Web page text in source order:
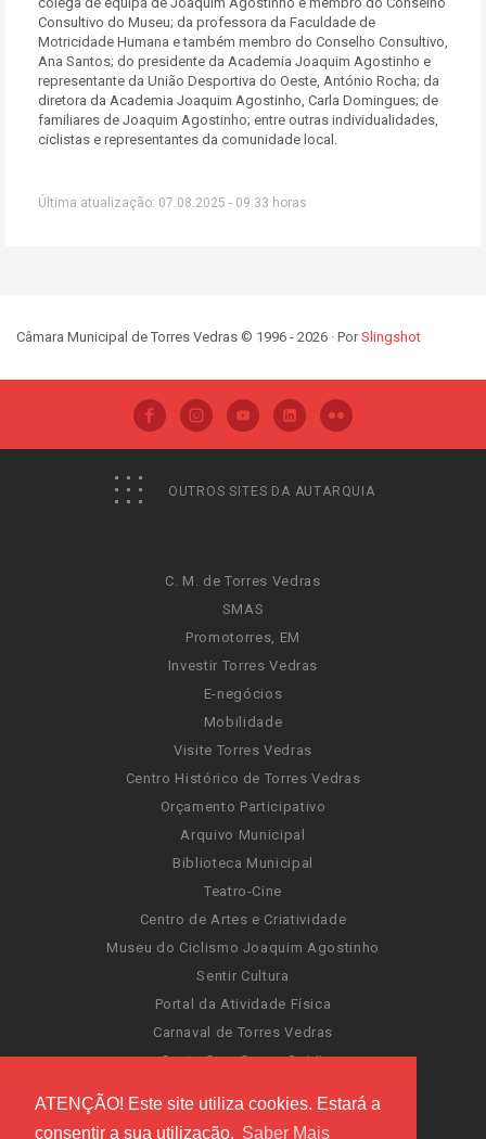
ATENÇÃO! Este site utiliza cookies. Estará a
consentir a sua utilização. Saber Mais
Consultivo do Museu; da professora da Faculdade de
Motricidade Humana e também membro do Conselho Consultivo,
Ana Santos; do presidente da Academia Joaquim Agostinho e
representante da União Desportiva do Oeste, António Rocha; da
diretora da Academia Joaquim Agostinho, Carla Domingues; de
familiares de Joaquim Agostinho; entre outras individualidades,
ciclistas e representantes da comunidade local.
Última atualização: 07.08.2025 - 09:33 horas
Câmara Municipal de Torres Vedras © 1996 - 2026 · PorSlingshot
OUTROS SITES DA AUTARQUIA
C. M. de Torres Vedras
SMAS
Promotorres, EM
Investir Torres Vedras
E-negócios
Mobilidade
Visite Torres Vedras
Centro Histórico de Torres Vedras
Orçamento Participativo
Arquivo Municipal
Biblioteca Municipal
Teatro-Cine
Centro de Artes e Criatividade
Museu do Ciclismo Joaquim Agostinho
Sentir Cultura
Portal da Atividade Física
Carnaval de Torres Vedras
Santa Cruz Ocean Spirit